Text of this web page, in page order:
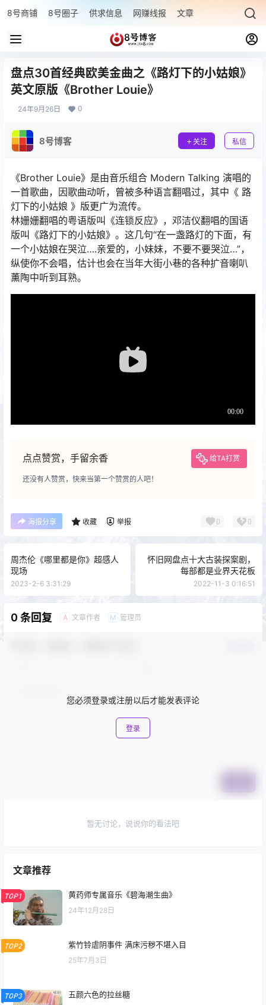
8号商铺 8号圈子 供求信息 网赚线报 文章专题 最新文章
盘点30首经典欧美金曲之《路灯下的小姑娘》
英文原版《Brother Louie》
24年9月26日 0
8号博客 关注 私信
《Brother Louie》是由音乐组合 Modern Talking 演唱的
一首歌曲，因歌曲动听，曾被多种语言翻唱过，其中《 路
灯下的小姑娘 》版更广为流传。
林姗姗翻唱的粤语版叫《连锁反应》，邓洁仪翻唱的国语
版叫《路灯下的小姑娘》。这几句“在一盏路灯的下面，有
一个小姑娘在哭泣….亲爱的，小妹妹，不要不要哭泣…”，
纵使你不会唱，估计也会在当年大街小巷的各种扩音喇叭
薰陶中听到耳熟。
点点赞赏，手留余香 给TA打赏
还没有人赞赏，快来当第一个赞赏的人吧！
海报分享 收藏 举报 0 0
周杰伦《哪里都是你》超感人
现场
2023-2-6 3:31:29
怀旧网盘点十大古装探案剧，
每部都是业界天花板
2022-11-3 0:16:51
0 条回复 A 文章作者 M 管理员
您必须登录或注册以后才能发表评论
登录
暂无讨论，说说你的看法吧
文章推荐
TOP1 黄药师专属音乐《碧海潮生曲》
24年12月28日
TOP2 紫竹铃虐阴事件 满床污秽不堪入目
25年7月3日
TOP3 五颜六色的拉丝糖